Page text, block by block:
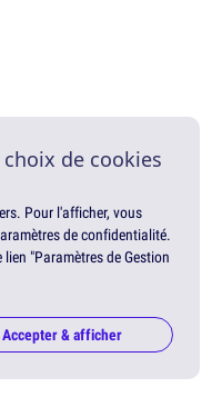
de cookies
Pour l'afficher, vous
de confidentialité.
"Paramètres de Gestion
Accepter & afficher